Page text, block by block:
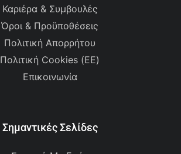
Καριέρα & Συμβουλές
Όροι & Προϋποθέσεις
Πολιτική Απορρήτου
Πολιτική Cookies (ΕΕ)
Επικοινωνία
Σημαντικές Σελίδες